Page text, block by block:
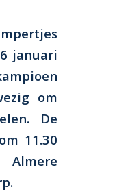
januari
om
De
11.30